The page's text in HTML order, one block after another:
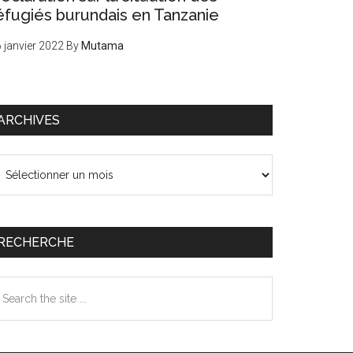
burundais en Tanzanie
janvier 2022 By Mutama